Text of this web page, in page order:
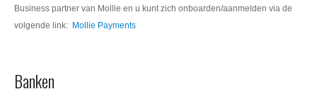
Business partner van Mollie en u kunt zich onboarden/aanmelden via de
volgende link: Mollie Payments
Banken